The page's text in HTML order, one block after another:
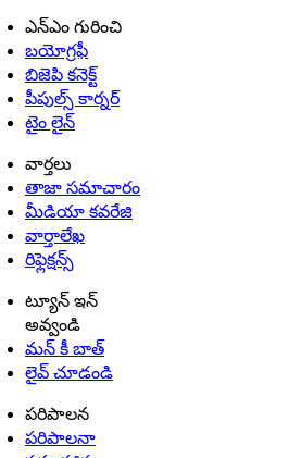
ఎన్ఎం గురించి
బయోగ్రఫీ
బిజెపి కనెక్ట్
పీపుల్స్ కార్నర్
టైం లైన్
వార్తలు
తాజా సమాచారం
మీడియా కవరేజి
వార్తాలేఖ
రిఫ్లెక్షన్స్
ట్యూన్ ఇన్
అవ్వండి
మన్ కీ బాత్
లైవ్ చూడండి
పరిపాలన
పరిపాలనా